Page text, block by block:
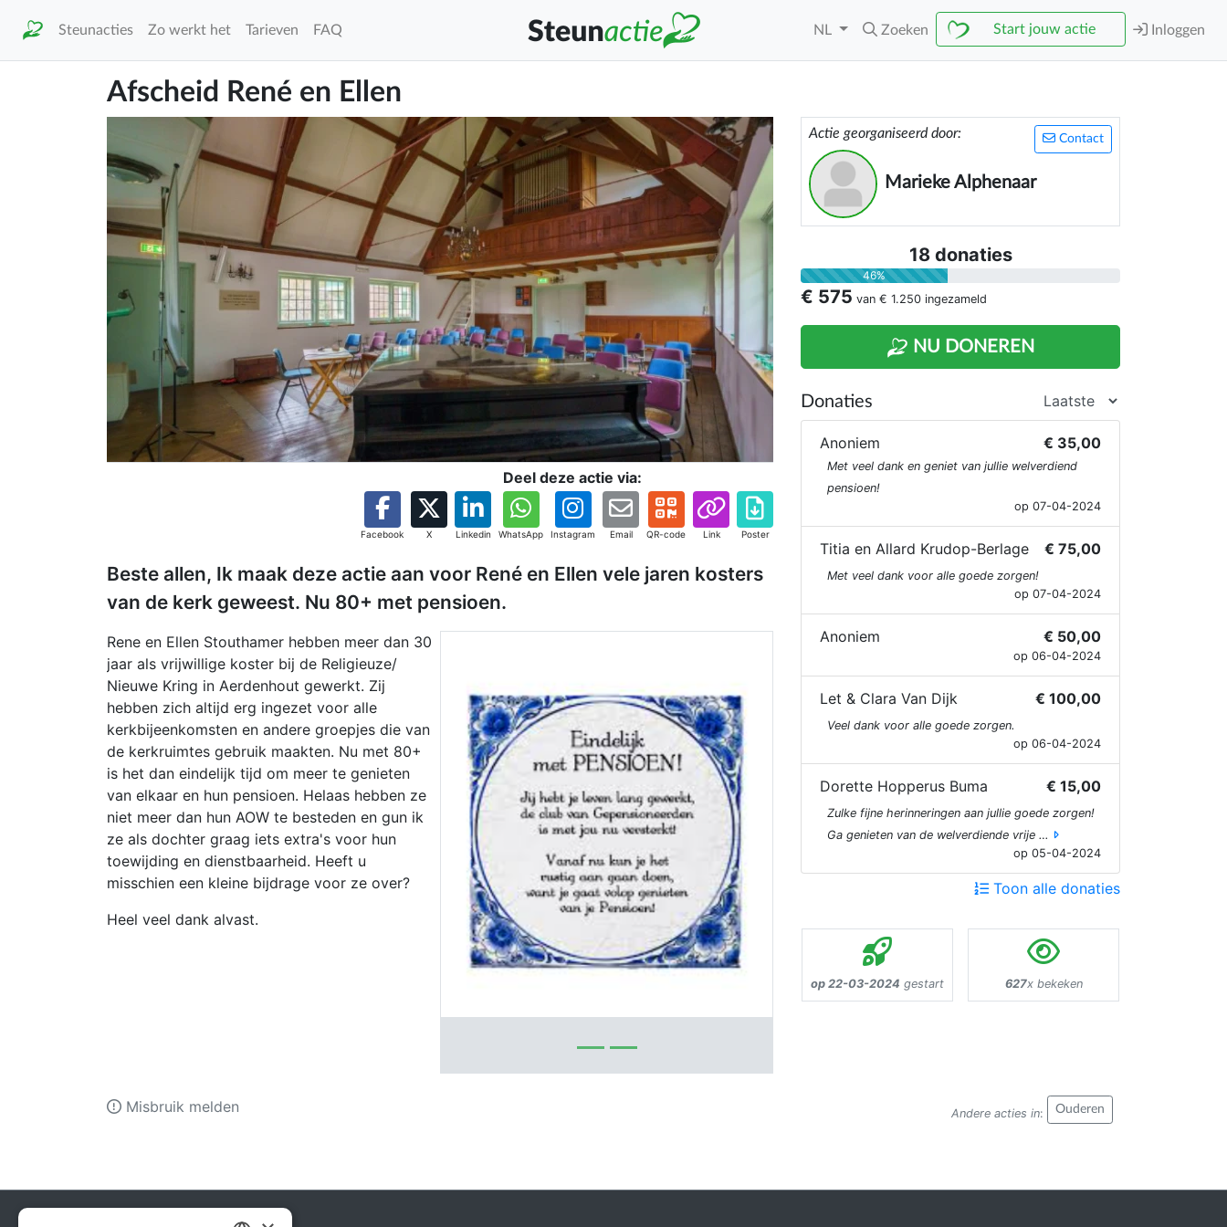
Steunacties Zo werkt het Tarieven FAQ NL Zoeken Start jouw actie Inloggen
Afscheid René en Ellen
Deel deze actie via:
Facebook X Linkedin WhatsApp Instagram Email QR-code Link Poster
Beste allen, Ik maak deze actie aan voor René en Ellen vele jaren kosters
van de kerk geweest. Nu 80+ met pensioen.
Previous
Rene en Ellen Stouthamer hebben meer dan 30
jaar als vrijwillige koster bij de Religieuze/
Nieuwe Kring in Aerdenhout gewerkt. Zij
hebben zich altijd erg ingezet voor alle
kerkbijeenkomsten en andere groepjes die van
de kerkruimtes gebruik maakten. Nu met 80+
is het dan eindelijk tijd om meer te genieten
van elkaar en hun pensioen. Helaas hebben ze
niet meer dan hun AOW te besteden en gun ik
ze als dochter graag iets extra's voor hun
toewijding en dienstbaarheid. Heeft u
misschien een kleine bijdrage voor ze over?
Heel veel dank alvast.
Contact
Actie georganiseerd door:
Marieke Alphenaar
18 donaties
46%
€ 575 van € 1.250 ingezameld
NU DONEREN
Donaties
Anoniem € 35,00
Met veel dank en geniet van jullie welverdiend
pensioen!
op 07-04-2024
Titia en Allard Krudop-Berlage € 75,00
Met veel dank voor alle goede zorgen!
op 07-04-2024
Anoniem € 50,00
op 06-04-2024
Let & Clara Van Dijk € 100,00
Veel dank voor alle goede zorgen.
op 06-04-2024
Dorette Hopperus Buma € 15,00
Zulke fijne herinneringen aan jullie goede zorgen!
Ga genieten van de welverdiende vrije …
op 05-04-2024
Toon alle donaties
op 22-03-2024 gestart 627x bekeken
Andere acties in: Ouderen
Misbruik melden